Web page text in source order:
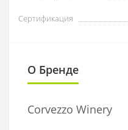
Сертификация
О Бренде
Corvezzo Winery